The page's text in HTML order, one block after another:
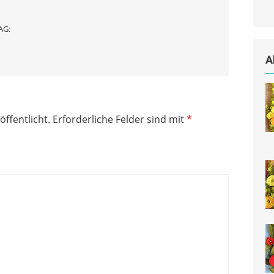
Erforderliche Felder sind mit*